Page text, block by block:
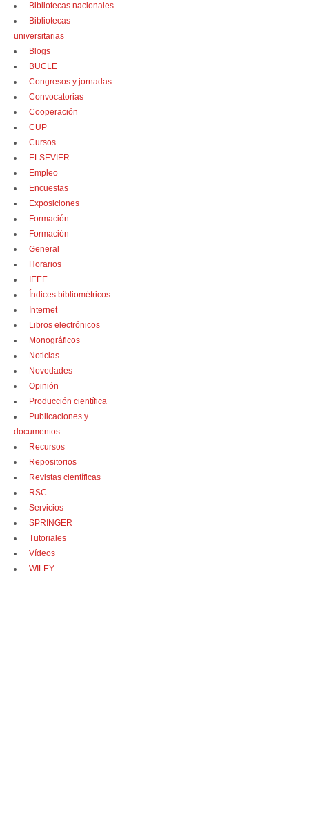
Bibliotecas nacionales
Bibliotecas
universitarias
Blogs
BUCLE
Congresos y jornadas
Convocatorias
Cooperación
CUP
Cursos
ELSEVIER
Empleo
Encuestas
Exposiciones
Formación
Formación
General
Horarios
IEEE
Índices bibliométricos
Internet
Libros electrónicos
Monográficos
Noticias
Novedades
Opinión
Producción científica
Publicaciones y
documentos
Recursos
Repositorios
Revistas científicas
RSC
Servicios
SPRINGER
Tutoriales
Vídeos
WILEY